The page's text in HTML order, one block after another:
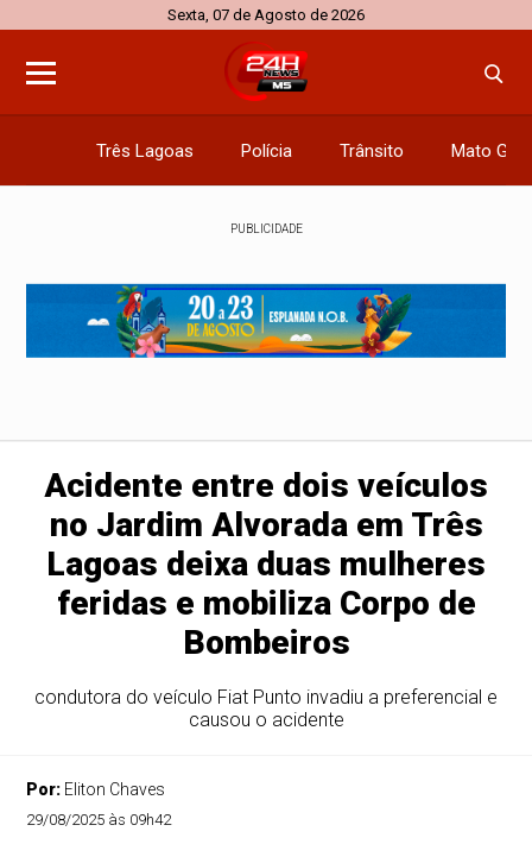
Sexta, 07 de Agosto de 2026
Três Lagoas Polícia Trânsito Mato
PUBLICIDADE
Acidente entre dois veículos
no Jardim Alvorada em Três
Lagoas deixa duas mulheres
feridas e mobiliza Corpo de
Bombeiros
condutora do veículo Fiat Punto invadiu a preferencial e
causou o acidente
Por: Eliton Chaves
29/08/2025 às 09h42